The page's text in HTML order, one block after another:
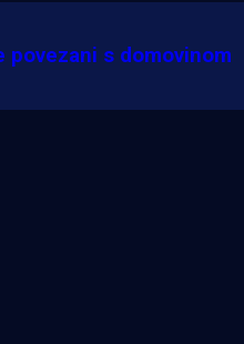
povezani s domovinom